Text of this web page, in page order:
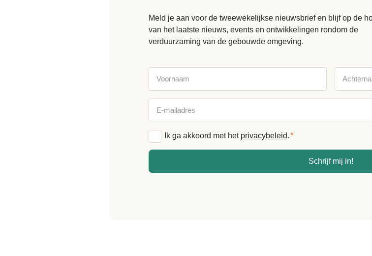
Meld je aan voor de tweewekelijkse nieuwsbrief en blijf op de
van het laatste nieuws, events en ontwikkelingen rondom de
verduurzaming van de gebouwde omgeving.
mailadres
AlgemeneIk ga akkoord met het privacybeleid.*
Schrijf mij in!